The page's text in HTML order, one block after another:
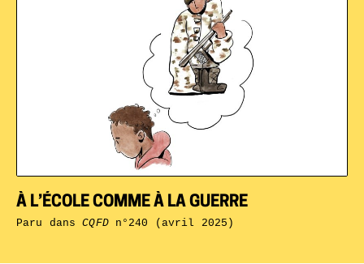
À L’ÉCOLE COMME À LA GUERRE
Paru dansCQFDn°240 (avril 2025)